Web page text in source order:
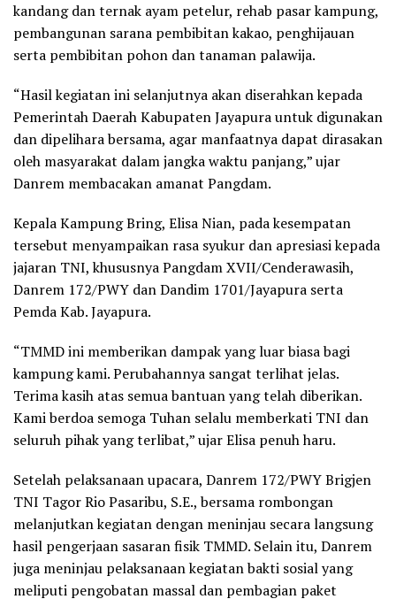
kandang dan ternak ayam petelur, rehab pasar kampung,
pembangunan sarana pembibitan kakao, penghijauan
serta pembibitan pohon dan tanaman palawija.
“Hasil kegiatan ini selanjutnya akan diserahkan kepada
Pemerintah Daerah Kabupaten Jayapura untuk digunakan
dan dipelihara bersama, agar manfaatnya dapat dirasakan
oleh masyarakat dalam jangka waktu panjang,” ujar
Danrem membacakan amanat Pangdam.
Kepala Kampung Bring, Elisa Nian, pada kesempatan
tersebut menyampaikan rasa syukur dan apresiasi kepada
jajaran TNI, khususnya Pangdam XVII/Cenderawasih,
Danrem 172/PWY dan Dandim 1701/Jayapura serta
Pemda Kab. Jayapura.
“TMMD ini memberikan dampak yang luar biasa bagi
kampung kami. Perubahannya sangat terlihat jelas.
Terima kasih atas semua bantuan yang telah diberikan.
Kami berdoa semoga Tuhan selalu memberkati TNI dan
seluruh pihak yang terlibat,” ujar Elisa penuh haru.
Setelah pelaksanaan upacara, Danrem 172/PWY Brigjen
TNI Tagor Rio Pasaribu, S.E., bersama rombongan
melanjutkan kegiatan dengan meninjau secara langsung
hasil pengerjaan sasaran fisik TMMD. Selain itu, Danrem
juga meninjau pelaksanaan kegiatan bakti sosial yang
meliputi pengobatan massal dan pembagian paket